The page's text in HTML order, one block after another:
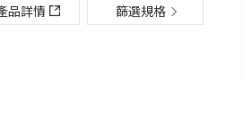
篩選規格 看產品詳情
品詳情 篩選規格
看產品詳情 篩選規格